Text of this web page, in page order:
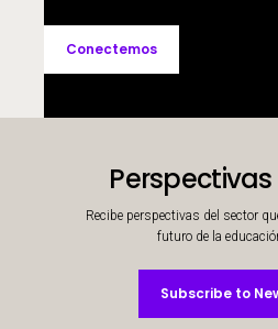
Conectemos
Recibe perspectivas del sector
futuro de la
Subscribe to
Subscribe to